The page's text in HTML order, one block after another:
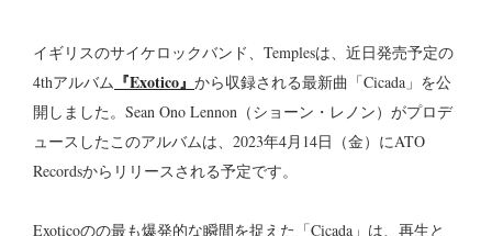
イギリスのサイケロックバンド、Templesは、近日発売予定の
4thアルバム 『Exotico』 から収録される最新曲「Cicada」を公
開しました。Sean Ono Lennon（ショーン・レノン）がプロデ
ュースしたこのアルバムは、2023年4月14日（金）にATO
Recordsからリリースされる予定です。
Exoticoのの最も爆発的な瞬間を捉えた「Cicada」は、再生と